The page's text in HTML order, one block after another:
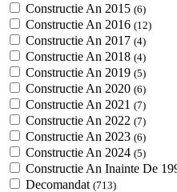
Constructie An 2015 (6)
Constructie An 2016 (12)
Constructie An 2017 (4)
Constructie An 2018 (4)
Constructie An 2019 (5)
Constructie An 2020 (6)
Constructie An 2021 (7)
Constructie An 2022 (7)
Constructie An 2023 (6)
Constructie An 2024 (5)
Constructie An Inainte De
Decomandat (713)